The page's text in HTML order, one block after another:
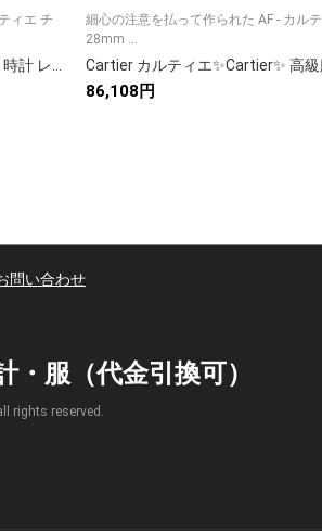
ィエ チ
Cartier カルティエ✨カルティエ 時計 レディース ブレスレット✨ ローズゴールド ラブリング💕 ギフトボックス付き🎁 大人気モデル🌟 プレゼントに最適💝
細心の注意を払って作られた AF - カル
28mm ...
86,108円
問い合わせ
服（代金引換可）
rights reserved.